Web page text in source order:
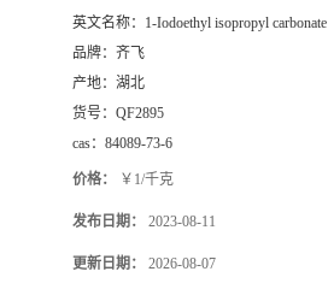
英文名称： 1-Iodoethyl isopropyl carbonate
品牌： 齐飞
产地： 湖北
货号： QF2895
cas： 84089-73-6
价格： ￥1/千克
发布日期： 2023-08-11
更新日期： 2026-08-07